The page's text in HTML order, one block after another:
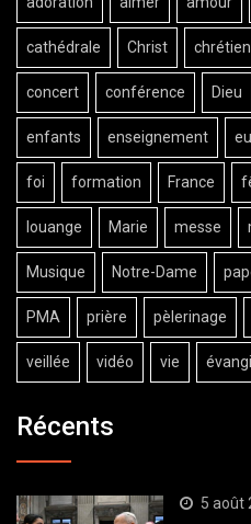
cathédrale Christ
concert conférence Dieu
enfants enseignement
foi formation France
louange Marie messe
Musique Notre-Dame
PMA prière pèlerinage
veillée vidéo vie
Récents
5 août